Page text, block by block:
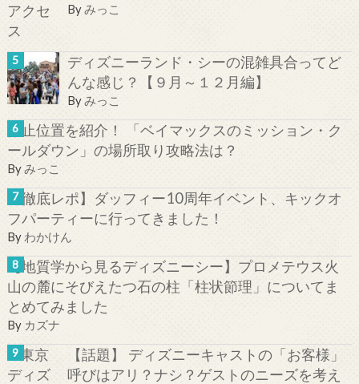
Byみっこ
ディズニーランド・シーの混雑具合ってど
んな感じ？【９月～１２月編】
Byみっこ
停止位置を紹介！ 「ベイマックスのミッション・ク
ールダウン」の場所取り攻略法は？
Byみっこ
【徹底レポ】ダッフィー10周年イベント、キックオ
フパーティーに行ってきました！
By わかけん
【地質学から見るディズニーシー】プロメテウス火
山の麓にそびえたつ石の柱「柱状節理」についてま
とめてみました
By カズナ
【話題】 ディズニーキャストの「お客様」
呼びはアリ？ナシ？ゲストのニーズを考え